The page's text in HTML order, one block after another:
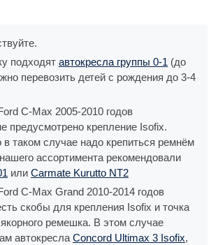
подходят автокресла группы 0-1 (до
перевозить детей с рождения до 3-4
C-Max 2005-2010 годов
предусмотрено крепление Isofix.
в таком случае надо крепиться ремнём
ассортимента рекомендовали
или Carmate Kurutto NT2
C-Max Grand 2010-2014 годов
скобы для крепления Isofix и точка
ремешка. В этом случае
автокресла Concord Ultimax 3 Isofix,